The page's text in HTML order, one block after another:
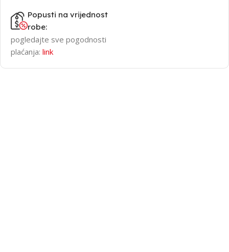
Popusti na vrijednost
robe:
pogledajte sve pogodnosti
plaćanja: link